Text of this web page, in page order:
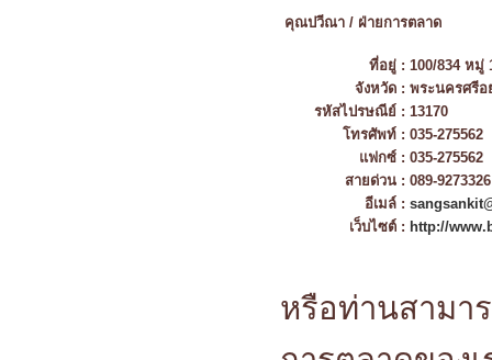
คุณปวีณา / ฝ่ายการตลาด
ที่อยู่ : 100/834 หมู่
จังหวัด : พระนครศรีอ
รหัสไปรษณีย์ : 13170
โทรศัพท์ : 035-275562
แฟกซ์ : 035-275562
สายด่วน : 089-
อีเมล์ :
เว็บไซต์ : http://
หรือท่านสามา